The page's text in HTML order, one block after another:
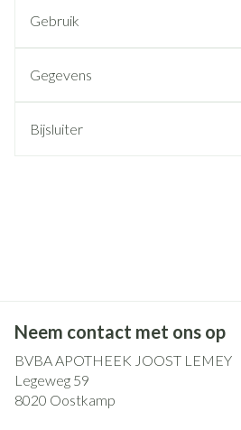
Gebruik
Gegevens
Bijsluiter
Neem contact met ons op
BVBA APOTHEEK JOOST LEMEY
Legeweg 59
8020 Oostkamp